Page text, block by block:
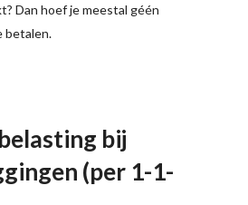
Dan hoef je meestal géén
betalen.
bij
(per 1-1-